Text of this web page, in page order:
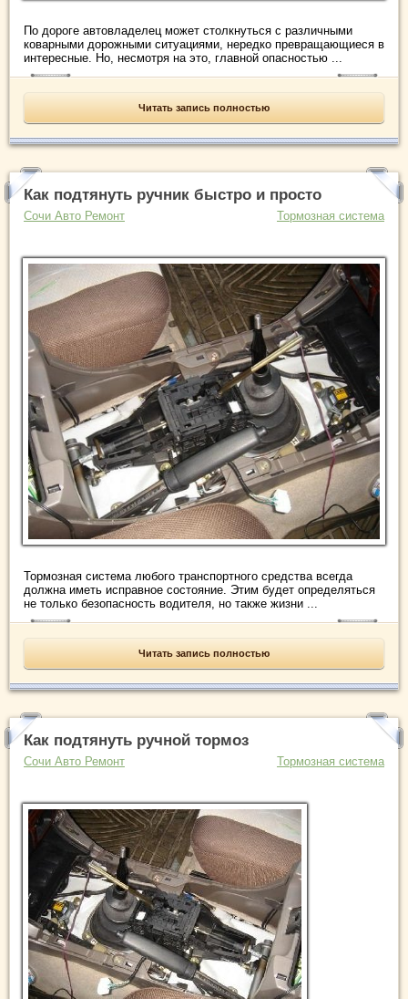
По дороге автовладелец может столкнуться с различными
коварными дорожными ситуациями, нередко превращающиеся в
интересные. Но, несмотря на это, главной опасностью ...
Читать запись полностью
Как подтянуть ручник быстро и просто
Сочи Авто Ремонт Тормозная система
Тормозная система любого транспортного средства всегда
должна иметь исправное состояние. Этим будет определяться
не только безопасность водителя, но также жизни ...
Читать запись полностью
Как подтянуть ручной тормоз
Сочи Авто Ремонт Тормозная система